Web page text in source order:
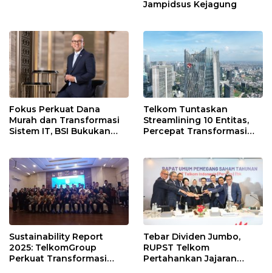
Jampidsus Kejagung
Fokus Perkuat Dana
Murah dan Transformasi
Sistem IT, BSI Bukukan
2026
Telkom Tuntaskan
Streamlining 10 Entitas,
Percepat Transformasi
Sustainability Report
2025: TelkomGroup
Perkuat Transformasi
Tebar Dividen Jumbo,
RUPST Telkom
Pertahankan Jajaran